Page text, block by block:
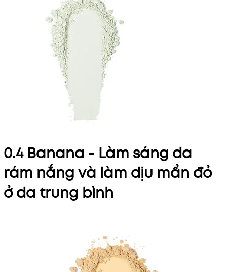
0.4 Banana - Làm sáng da
rám nắng và làm dịu mẩn đỏ
ở da trung bình